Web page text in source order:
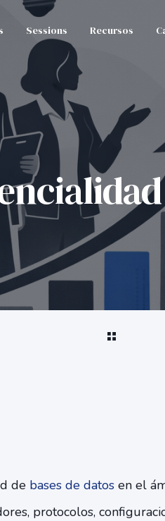
Sessions Recursos
de bases de datosen el
protocolos,